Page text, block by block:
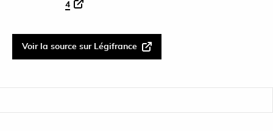
4
Voir la source sur Légifrance